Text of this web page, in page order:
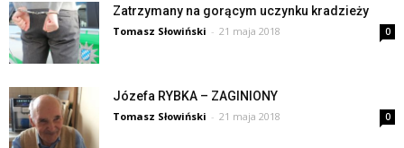
Zatrzymany na gorącym uczynku kradzieży
Tomasz Słowiński - 21 maja 2018 0
Józefa RYBKA – ZAGINIONY
Tomasz Słowiński - 21 maja 2018 0